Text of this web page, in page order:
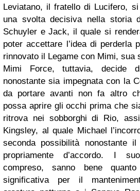
Leviatano, il fratello di Lucifero,
una svolta decisiva nella storia
Schuyler e Jack, il quale si
poter accettare l’idea di perderla
rinnovato il Legame con Mimi, sua
Mimi Force, tuttavia, decide
nonostante sia impegnata con la
da portare avanti non fa altro
possa aprire gli occhi prima che
ritrova nei sobborghi di Rio,
Kingsley, al quale Michael
seconda possibilità nonostante
propriamente d’accordo. I
compreso, sanno bene
significativa per il